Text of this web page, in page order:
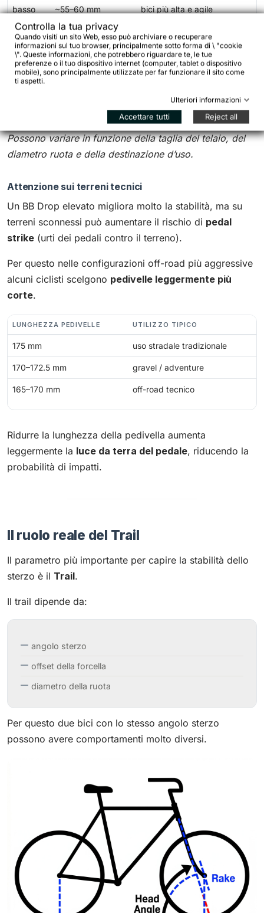
basso ~55–60 mm bici più alta e agile
medio ~60–70 mm
equilibrio tra stabilità e
clearance
elevato ~70–80 mm
baricentro basso e guida
molto stabile
Nota: valori indicativi riferiti a telai di taglia media.
Possono variare in funzione della taglia del telaio, del
diametro ruota e della destinazione d’uso.
Attenzione sui terreni tecnici
Un BB Drop elevato migliora molto la stabilità, ma su
terreni sconnessi può aumentare il rischio di pedal
strike (urti dei pedali contro il terreno).
Per questo nelle configurazioni off-road più aggressive
alcuni ciclisti scelgono pedivelle leggermente più
corte.
LUNGHEZZA PEDIVELLE UTILIZZO TIPICO
175 mm uso stradale tradizionale
170–172.5 mm gravel / adventure
165–170 mm off-road tecnico
Ridurre la lunghezza della pedivella aumenta
leggermente la luce da terra del pedale, riducendo la
probabilità di impatti.
Il ruolo reale del Trail
Il parametro più importante per capire la stabilità dello
sterzo è il Trail.
Il trail dipende da:
angolo sterzo
offset della forcella
diametro della ruota
Per questo due bici con lo stesso angolo sterzo
possono avere comportamenti molto diversi.
Controlla la tua privacy
Quando visiti un sito Web, esso può archiviare o recuperare
informazioni sul tuo browser, principalmente sotto forma di \ "cookie
\". Queste informazioni, che potrebbero riguardare te, le tue
preferenze o il tuo dispositivo internet (computer, tablet o dispositivo
mobile), sono principalmente utilizzate per far funzionare il sito come
ti aspetti.
Ulteriori informazioni
Accettare tutti Reject all